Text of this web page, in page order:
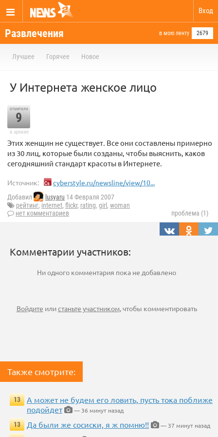
Вход
Развлечения в мою ленту 2679
Лучшее Горячее Новое
У Интернета женское лицо
отметили
9
в архиве
Этих женщин не существует. Все они составлены примерно
из 30 лиц, которые были созданы, чтобы выяснить, каков
сегодняшний стандарт красоты в Интернете.
Источник: cyberstyle.ru/newsline/view/10...
Добавил lusyaru 14 Февраля 2007
рейтинг, internet, flickr, rating, girl , woman
нет комментариев
проблема (1)
Комментарии участников:
Ни одного комментария пока не добавлено
Войдите илистаньте участником, чтобы комментировать
Также смотрите:
13
А может не будем его ловить, пусть тока поближе
подойдет
— 36 минут назад
13
Да были же сосиски, я ж помню!!
— 37 минут назад